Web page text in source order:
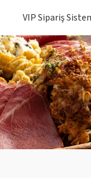
VIP Sipariş